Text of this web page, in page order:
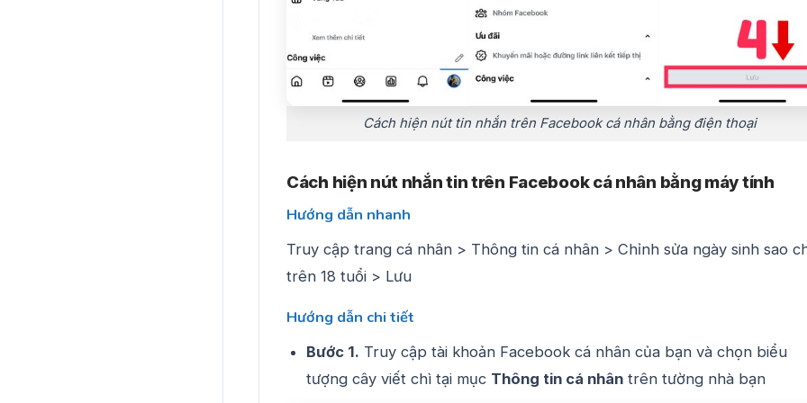
Cách hiện nút tin nhắn trên Facebook cá nhân bằng điện thoại
Cách hiện nút nhắn tin trên Facebook cá nhân bằng máy tính
Hướng dẫn nhanh
Truy cập trang cá nhân > Thông tin cá nhân > Chỉnh sửa ngày sinh sao
trên 18 tuổi > Lưu
Hướng dẫn chi tiết
Bước 1. Truy cập tài khoản Facebook cá nhân của bạn và chọn biểu
tượng cây viết chì tại mục Thông tin cá nhân trên tường nhà bạn